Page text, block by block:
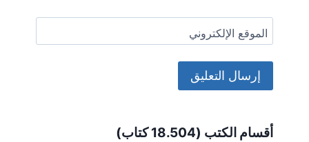
الموقع الإلكتروني
أقسام الكتب (18.504 كتاب)